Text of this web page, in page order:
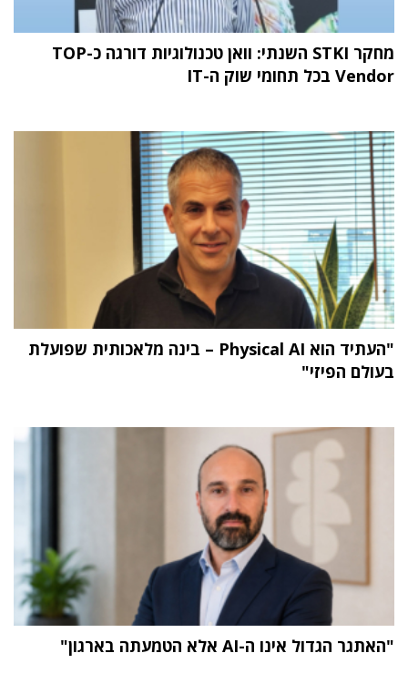
מחקר STKI השנתי: וואן טכנולוגיות דורגה כ-TOP
Vendor בכל תחומי שוק ה-IT
"העתיד הוא Physical AI – בינה מלאכותית שפועלת
בעולם הפיזי"
"האתגר הגדול אינו ה-AI אלא הטמעתה בארגון"